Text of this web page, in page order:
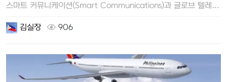
스마트 커뮤니케이션(Smart Communications)과 글로브 텔레콤
김실장
906